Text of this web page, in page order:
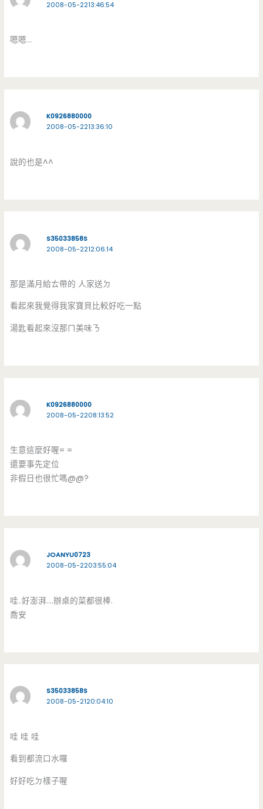
2008-05-2213:46:54
嗯嗯…
K0926880000
2008-05-2213:36:10
說的也是^^
S35033858S
2008-05-2212:06:14
那是滿月給ㄊ帶的 人家送ㄉ
看起來我覺得我家寶貝比較好吃一點
湯匙看起來沒那ㄇ美味ㄋ
K0926880000
2008-05-2208:13:52
生意這麼好喔= =
還要事先定位
非假日也很忙嗎@@?
JOANYU0723
2008-05-2203:55:04
哇..好澎湃….辦桌的菜都很棒.
喬安
S35033858S
2008-05-2120:04:10
哇 哇 哇
看到都流口水囉
好好吃ㄉ樣子喔